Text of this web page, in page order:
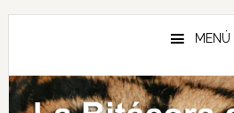
Saltar
principal
Saltar
barra
lateral
Saltar
de
página
MENÚ